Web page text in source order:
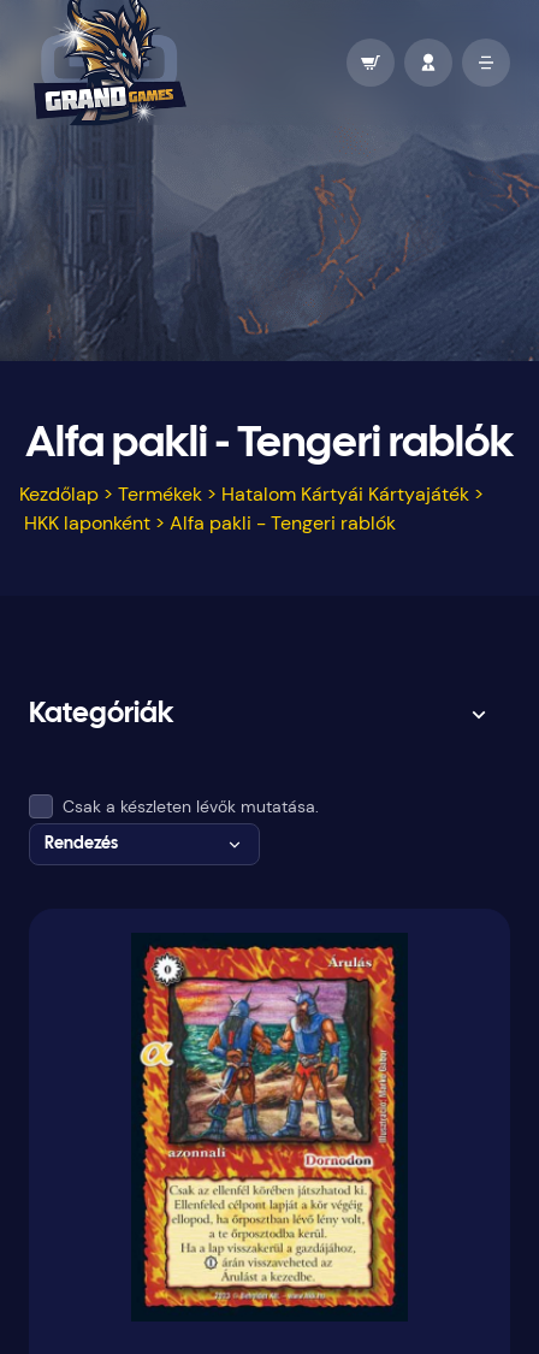
Alfa pakli - Tengeri rablók
Kezdőlap > Termékek > Hatalom Kártyái Kártyajáték >
HKK laponként > Alfa pakli - Tengeri rablók
Kategóriák
Csak a készleten lévők mutatása.
Rendezés